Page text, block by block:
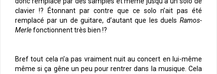
clavier !? Étonnant par contre que ce solo n’ait pas été
remplacé par un de guitare, d’autant que les duels Ramos-
Merlefonctionnent très bien !?
Bref tout cela n’a pas vraiment nuit au concert en lui-même
même si ça gêne un peu pour rentrer dans la musique. Cela